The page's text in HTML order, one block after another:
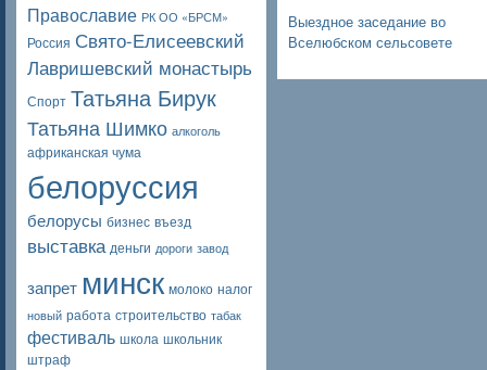
Православие РК ОО «БРСМ»
Россия Свято-Елисеевский
Лавришевский монастырь
Спорт Татьяна Бирук
Татьяна Шимко алкоголь
африканская чума
белоруссия
белорусы бизнес въезд
выставка деньги дороги завод
запрет минск молоко налог
новый работа строительство табак
фестиваль школа школьник
штраф
Выездное заседание во
Вселюбском сельсовете